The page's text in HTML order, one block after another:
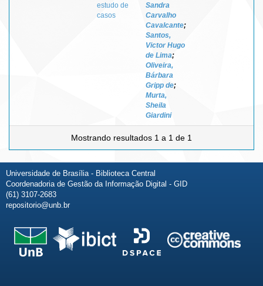
estudo de
casos
Sandra
Carvalho
Cavalcante;
Santos,
Victor Hugo
de Lima;
Oliveira,
Bárbara
Gripp de;
Murta,
Sheila
Giardini
Mostrando resultados 1 a 1 de 1
Universidade de Brasília - Biblioteca Central
Coordenadoria de Gestão da Informação Digital - GID
(61) 3107-2683
repositorio@unb.br